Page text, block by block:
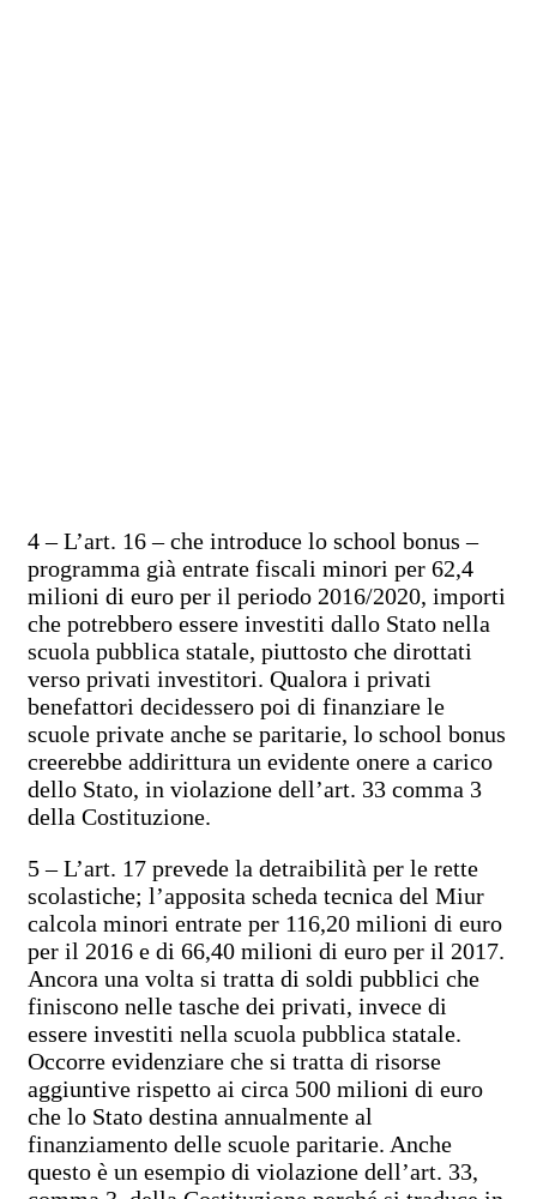
4 – L’art. 16 – che introduce lo school bonus –
programma già entrate fiscali minori per 62,4
milioni di euro per il periodo 2016/2020, importi
che potrebbero essere investiti dallo Stato nella
scuola pubblica statale, piuttosto che dirottati
verso privati investitori. Qualora i privati
benefattori decidessero poi di finanziare le
scuole private anche se paritarie, lo school bonus
creerebbe addirittura un evidente onere a carico
dello Stato, in violazione dell’art. 33 comma 3
della Costituzione.
5 – L’art. 17 prevede la detraibilità per le rette
scolastiche; l’apposita scheda tecnica del Miur
calcola minori entrate per 116,20 milioni di euro
per il 2016 e di 66,40 milioni di euro per il 2017.
Ancora una volta si tratta di soldi pubblici che
finiscono nelle tasche dei privati, invece di
essere investiti nella scuola pubblica statale.
Occorre evidenziare che si tratta di risorse
aggiuntive rispetto ai circa 500 milioni di euro
che lo Stato destina annualmente al
finanziamento delle scuole paritarie. Anche
questo è un esempio di violazione dell’art. 33,